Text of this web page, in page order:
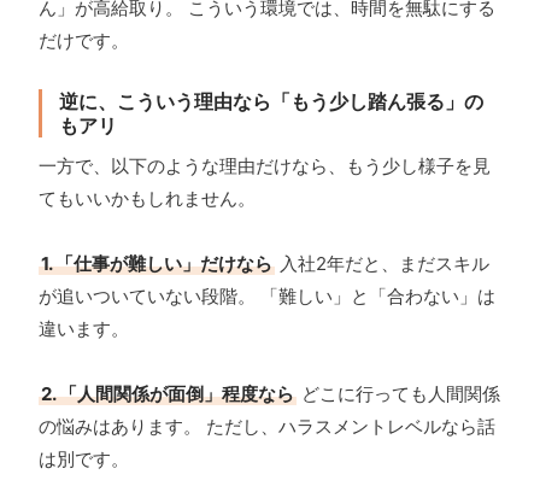
ん」が高給取り。 こういう環境では、時間を無駄にする
だけです。
逆に、こういう理由なら「もう少し踏ん張る」の
もアリ
一方で、以下のような理由だけなら、もう少し様子を見
てもいいかもしれません。
1. 「仕事が難しい」だけなら 入社2年だと、まだスキル
が追いついていない段階。 「難しい」と「合わない」は
違います。
2. 「人間関係が面倒」程度なら どこに行っても人間関係
の悩みはあります。 ただし、ハラスメントレベルなら話
は別です。